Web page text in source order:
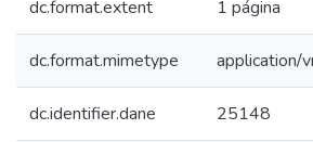
dc.format.extent 1 página
dc.format.mimetype application/
dc.identifier.dane 25148